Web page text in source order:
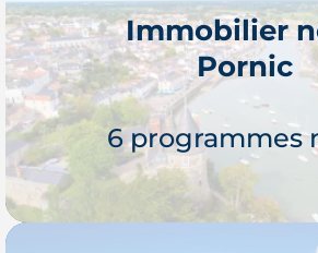
Je découvre
Immobilier
Pornic
6 programmes